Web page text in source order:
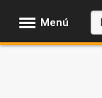
Menú